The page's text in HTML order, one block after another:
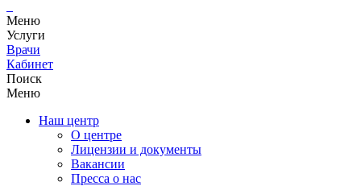
Меню
Услуги
Врачи
Кабинет
Поиск
Меню
Наш центр
О центре
Лицензии и документы
Вакансии
Пресса о нас